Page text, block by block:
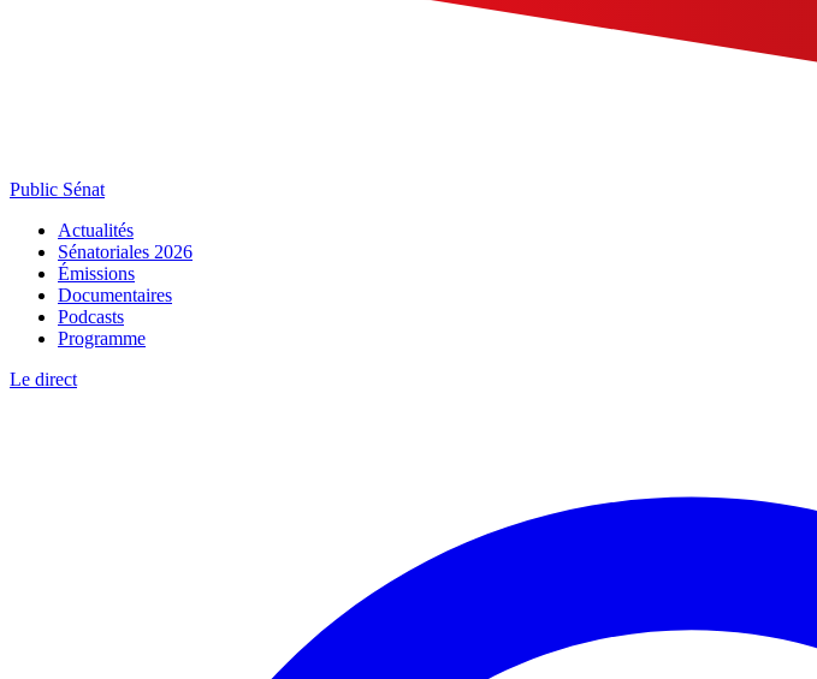
Public Sénat
Actualités
Sénatoriales 2026
Émissions
Documentaires
Podcasts
Programme
Le direct